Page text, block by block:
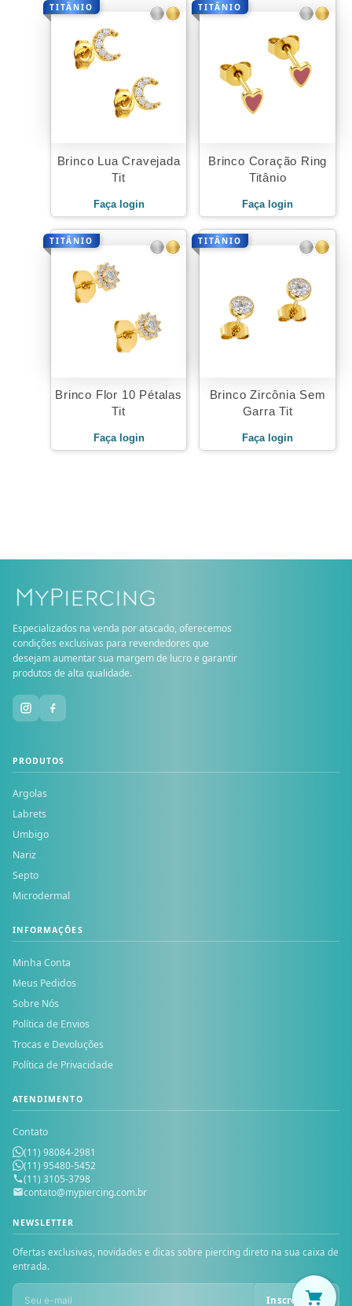
TITÂNIO
Brinco Lua Cravejada
Tit
Faça login
TITÂNIO
Brinco Coração Ring
Titânio
Faça login
TITÂNIO
Brinco Flor 10 Pétalas
Tit
Faça login
TITÂNIO
Brinco Zircônia Sem
Garra Tit
Faça login
Especializados na venda por atacado, oferecemos
condições exclusivas para revendedores que
desejam aumentar sua margem de lucro e garantir
produtos de alta qualidade.
PRODUTOS
Argolas
Labrets
Umbigo
Nariz
Septo
Microdermal
INFORMAÇÕES
Minha Conta
Meus Pedidos
Sobre Nós
Política de Envios
Trocas e Devoluções
Política de Privacidade
ATENDIMENTO
Contato
(11) 98084-2981
(11) 95480-5452
(11) 3105-3798
contato@mypiercing.com.br
NEWSLETTER
Ofertas exclusivas, novidades e dicas sobre piercing direto na sua caixa de
entrada.
Inscrever-se